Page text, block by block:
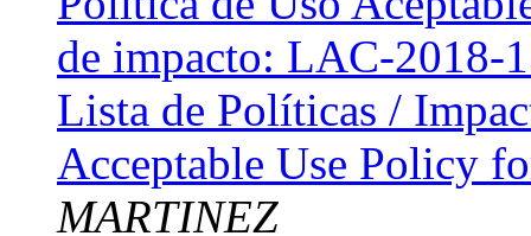
de impacto: LAC-2018-
Lista de Políticas /
Acceptable Use Policy
MARTINEZ